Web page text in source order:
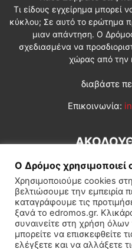
Τι είδους εγχείρημα μπορεί
κύκλου; Σε αυτό το ερώτημα
μιαν απάντηση. Ο
σχεδιασμένα να
χώρας από την
διαβάστε
Επικοινωνία:
Εγγραφή συνδρομητή
Ο Δρόμος χρησιμοποιεί
Χρησιμοποιούμε cookies
βελτιώσουμε την εμπειρία
καταγράφουμε τις
ξανά το edromos.gr.
συναινείτε στη χρήση
μπορείτε να επισκεφθείτε
ελέγξετε και να αλλάξετε